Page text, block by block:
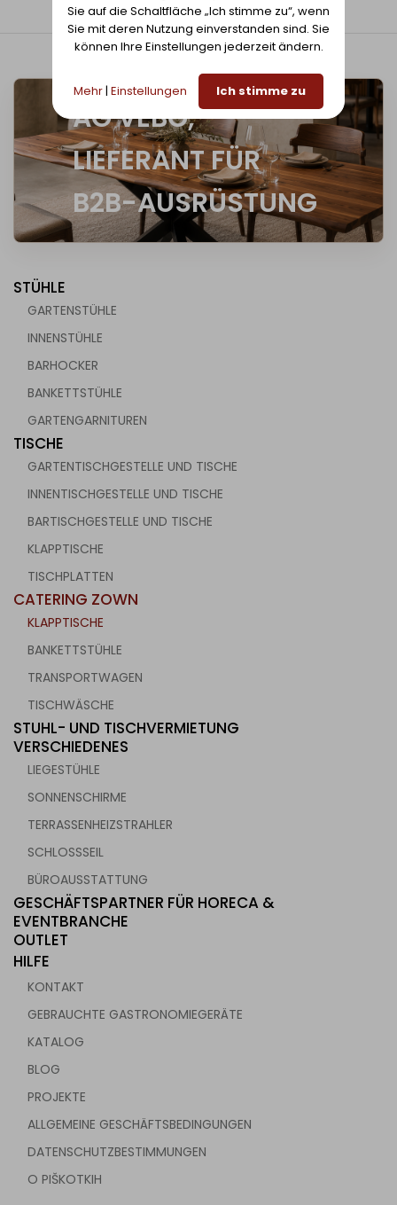
AG VEBO,
LIEFERANT FÜR
B2B-AUSRÜSTUNG
STÜHLE
GARTENSTÜHLE
INNENSTÜHLE
BARHOCKER
BANKETTSTÜHLE
GARTENGARNITUREN
TISCHE
GARTENTISCHGESTELLE UND TISCHE
INNENTISCHGESTELLE UND TISCHE
BARTISCHGESTELLE UND TISCHE
KLAPPTISCHE
TISCHPLATTEN
CATERING ZOWN
KLAPPTISCHE
BANKETTSTÜHLE
TRANSPORTWAGEN
TISCHWÄSCHE
STUHL- UND TISCHVERMIETUNG
VERSCHIEDENES
LIEGESTÜHLE
SONNENSCHIRME
TERRASSENHEIZSTRAHLER
SCHLOSSSEIL
BÜROAUSSTATTUNG
GESCHÄFTSPARTNER FÜR HORECA &
EVENTBRANCHE
OUTLET
HILFE
KONTAKT
GEBRAUCHTE GASTRONOMIEGERÄTE
KATALOG
BLOG
PROJEKTE
ALLGEMEINE GESCHÄFTSBEDINGUNGEN
DATENSCHUTZBESTIMMUNGEN
O PIŠKOTKIH
Sie auf die Schaltfläche „Ich stimme zu“, wenn
Sie mit deren Nutzung einverstanden sind. Sie
können Ihre Einstellungen jederzeit ändern.
Mehr| Einstellungen Ich stimme zu